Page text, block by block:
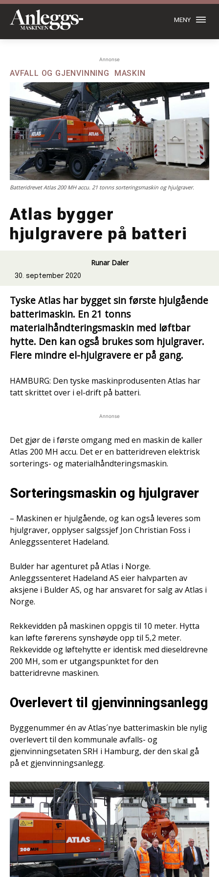
MENY
Annonse
AVFALL OG GJENVINNING MASKIN
Batteridrevet Atlas 200 MH accu. 21 tonns sorteringsmaskin og hjulgraver.
Atlas bygger
hjulgravere på batteri
Runar Daler
30. september 2020
Tyske Atlas har bygget sin første hjulgående
batterimaskin. En 21 tonns
materialhåndteringsmaskin med løftbar
hytte. Den kan også brukes som hjulgraver.
Flere mindre el-hjulgravere er på gang.
HAMBURG: Den tyske maskinprodusenten Atlas har
tatt skrittet over i el-drift på batteri.
Annonse
Det gjør de i første omgang med en maskin de kaller
Atlas 200 MH accu. Det er en batteridreven elektrisk
sorterings- og materialhåndteringsmaskin.
Sorteringsmaskin og hjulgraver
– Maskinen er hjulgående, og kan også leveres som
hjulgraver, opplyser salgssjef Jon Christian Foss i
Anleggssenteret Hadeland.
Bulder har agenturet på Atlas i Norge.
Anleggssenteret Hadeland AS eier halvparten av
aksjene i Bulder AS, og har ansvaret for salg av Atlas i
Norge.
Rekkevidden på maskinen oppgis til 10 meter. Hytta
kan løfte førerens synshøyde opp til 5,2 meter.
Rekkevidde og løftehytte er identisk med dieseldrevne
200 MH, som er utgangspunktet for den
batteridrevne maskinen.
Overlevert til gjenvinningsanlegg
Byggenummer én av Atlas´nye batterimaskin ble nylig
overlevert til den kommunale avfalls- og
gjenvinningsetaten SRH i Hamburg, der den skal gå
på et gjenvinningsanlegg.